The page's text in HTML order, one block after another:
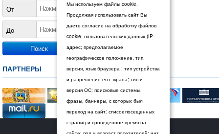
От
До
ПАРТНЕРЫ
Мы используем файлы cookie.
Продолжая использовать сайт Вы
даете согласие на обработку файлов
cookie, пользовательских данных (IP-
адрес; предполагаемое
географическое положение; тип.
версия, язык браузера : тип устройства
и разрешение его экрана; тип и
версия ОС; поисковые системы,
фразы, баннеры, с которых был
переход на сайт: список посещенных
страниц и проведенное время на